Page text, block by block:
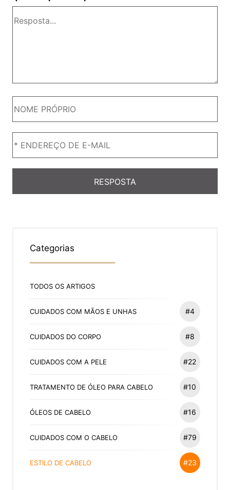
Categorias
TODOS OS ARTIGOS
CUIDADOS COM MÃOS E UNHAS #4
CUIDADOS DO CORPO #8
CUIDADOS COM A PELE #22
TRATAMENTO DE ÓLEO PARA CABELO #10
ÓLEOS DE CABELO #16
CUIDADOS COM O CABELO #79
ESTILO DE CABELO #23